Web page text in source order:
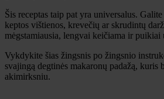
Šis receptas taip pat yra universalus.
keptos vištienos, krevečių ar skrudintų
mėgstamiausia, lengvai keičiama ir puikiai
Vykdykite šias žingsnis po žingsnio
svajingą degtinės makaronų padažą, kuris
akimirksniu.